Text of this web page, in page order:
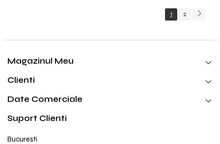
1 2
Magazinul Meu
Clienti
Date Comerciale
Suport Clienti
Bucuresti